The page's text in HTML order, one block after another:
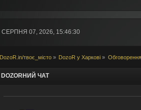
СЕРПНЯ 07, 2026, 15:46:30
DozoR.in/твоє_місто » DozoR у Харкові »
DOZORНИЙ ЧАТ